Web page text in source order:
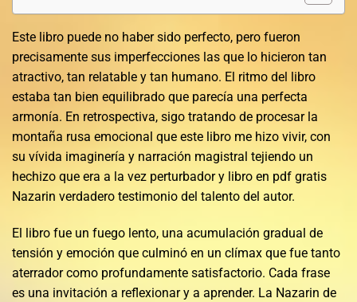
Este libro puede no haber sido perfecto, pero fueron
precisamente sus imperfecciones las que lo hicieron tan
atractivo, tan relatable y tan humano. El ritmo del libro
estaba tan bien equilibrado que parecía una perfecta
armonía. En retrospectiva, sigo tratando de procesar la
montaña rusa emocional que este libro me hizo vivir, con
su vívida imaginería y narración magistral tejiendo un
hechizo que era a la vez perturbador y libro en pdf gratis
Nazarin verdadero testimonio del talento del autor.
El libro fue un fuego lento, una acumulación gradual de
tensión y emoción que culminó en un clímax que fue tanto
aterrador como profundamente satisfactorio. Cada frase
es una invitación a reflexionar y a aprender. La Nazarin de